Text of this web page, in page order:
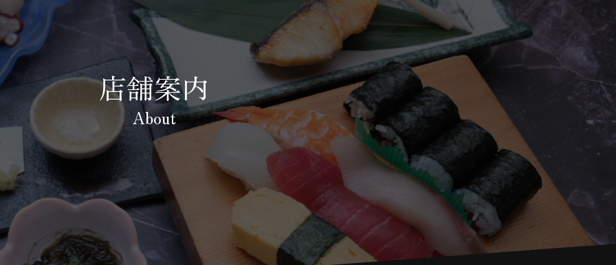
店舗案内
About